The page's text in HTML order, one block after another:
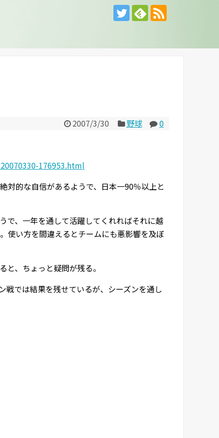
2007/3/30 野球
0
176953.html
対的な自信があるようで、日本一90％以上と
で、一年を通して活躍してくれればそれに越
使い方を間違えるとチームにも悪影響を及ぼ
、ちょっと疑問が残る。
戦では結果を残せているが、シーズンを通し